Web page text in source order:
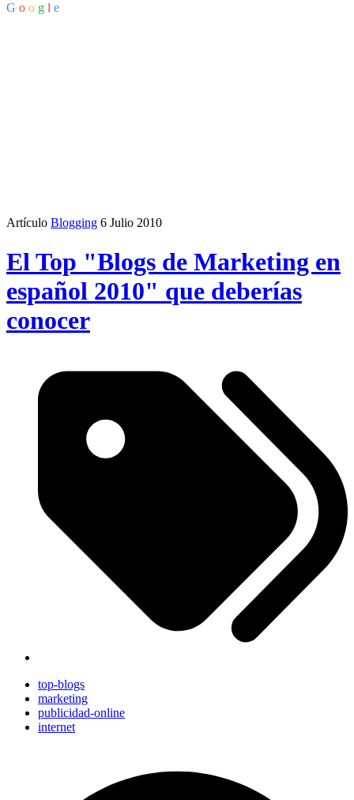
G o o g l e
Artículo Blogging 6 Julio 2010
El Top "Blogs de Marketing en
español 2010" que deberías
conocer
top-blogs
marketing
publicidad-online
internet